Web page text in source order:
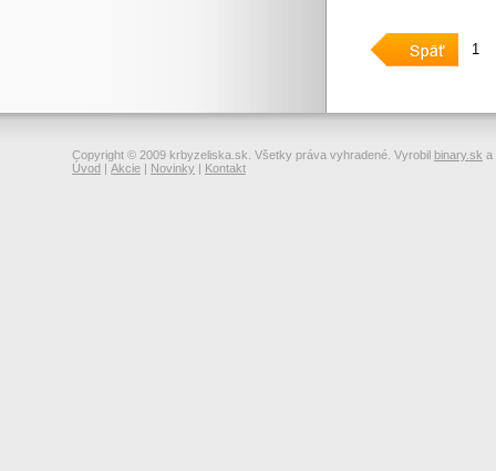
1
Copyright © 2009 krbyzeliska.sk. Všetky práva vyhradené. Vyrobil binary.sk a
Úvod | Akcie | Novinky | Kontakt